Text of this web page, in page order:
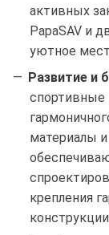
активных
PapaSAV и
уютное
Развитие и
спортивные
материалы
крепления